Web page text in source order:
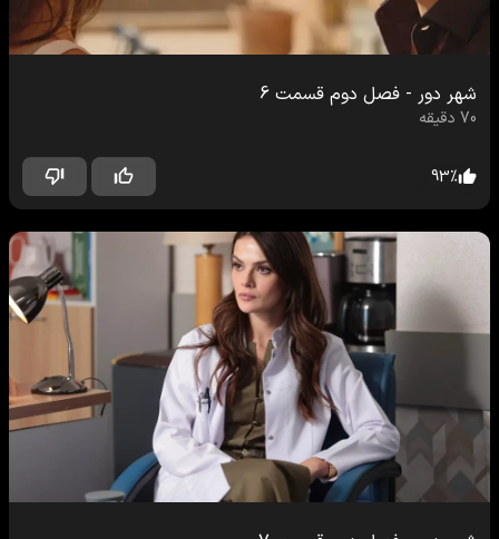
شهر دور - فصل دوم قسمت 6
70 دقیقه
93%